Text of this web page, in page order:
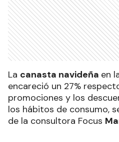
La canasta navideña en
encareció un 27%
promociones y los
los hábitos de consumo,
de la consultora Focus